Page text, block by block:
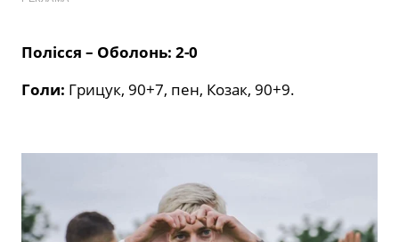
Полісся – Оболонь: 2-0
Голи: Грицук, 90+7, пен, Козак, 90+9.